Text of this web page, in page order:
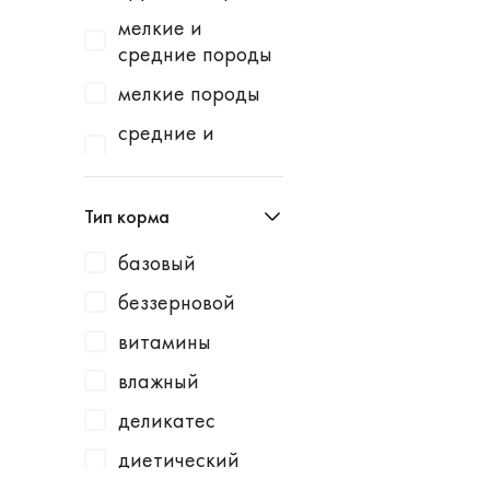
Homefish
Milbemax
Monge
N1
Neoterica
Organic Choice
Orijen
водоросли
говядина
говядина /
картофель
говядина /
клюква
курица
говядина /
малина
говядина /
мелкие и
средние породы
мелкие породы
средние и
Тип корма
базовый
беззерновой
витамины
влажный
деликатес
диетический